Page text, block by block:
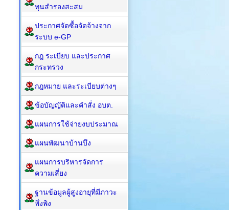
ทุนสำรองสะสม
ประกาศจัดซื้อจัดจ้างจาก
ระบบ e-GP
กฎ ระเบียบ และประกาศ
กระทรวง
กฎหมาย และระเบียบต่างๆ
ข้อบัญญัติและคำสั่ง อบต.
แผนการใช้จ่ายงบประมาณ
แผนพัฒนาบ้านบึง
แผนการบริหารจัดการ
ความเสี่ยง
ฐานข้อมูลผู้สูงอายุที่มีภาวะ
พึ่งพิง